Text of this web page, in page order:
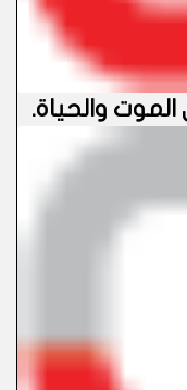
والحياة.